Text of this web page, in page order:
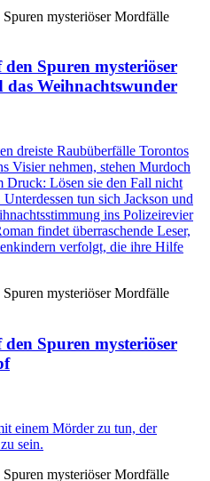
Spuren mysteriöser
Weihnachtswunder
dreiste Raubüberfälle Torontos
Visier nehmen, stehen Murdoch
Druck: Lösen sie den Fall nicht
tun sich Jackson und
ins Polizeirevier
findet überraschende Leser,
verfolgt, die ihre Hilfe
Spuren mysteriöser
einem Mörder zu tun, der
sein.